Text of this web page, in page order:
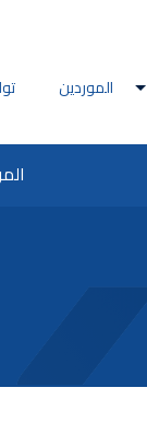
الموردين